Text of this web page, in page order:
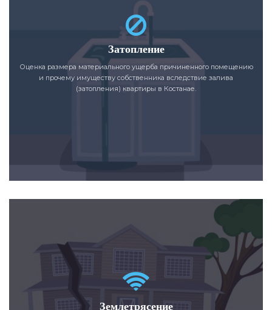
Затопление
Оценка размера материального ущерба причиненного помещению
и прочему имуществу собственника вследствие залива
(затопления) квартиры в Костанае.
Землетрясение